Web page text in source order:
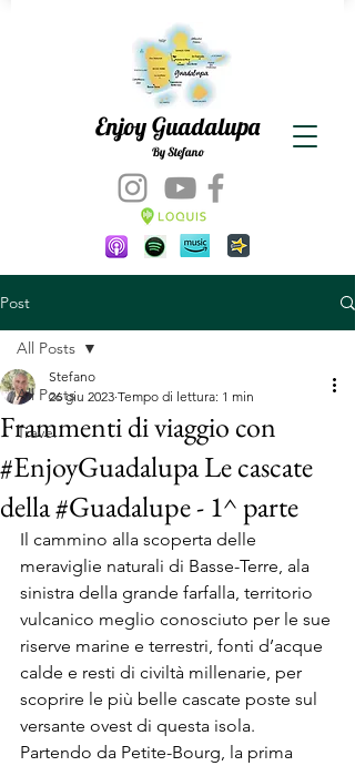
Enjoy Guadalupa
By Stefano
Post
All Posts
Travel
All Posts
Frammenti di viaggio con
#EnjoyGuadalupa Le cascate
della #Guadalupe - 1^ parte
Stefano
26 giu 2023 Tempo di lettura: 1 min
Il cammino alla scoperta delle
meraviglie naturali di Basse-Terre, ala
sinistra della grande farfalla, territorio
vulcanico meglio conosciuto per le sue
riserve marine e terrestri, fonti d’acque
calde e resti di civiltà millenarie, per
scoprire le più belle cascate poste sul
versante ovest di questa isola.
Partendo da Petite-Bourg, la prima